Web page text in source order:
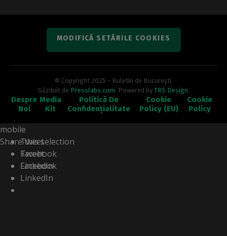
MODIFICĂ SETĂRILE COOKIES
© Copyright 2025 - Buletin de București.
Găzduit de Presslabs.com. Powered by TRS Design.
Despre
Noi
Media
Kit
Politică De
Confidențialitate
Cookie
Policy (EU)
Cookie
Policy
Tweet
Facebook
LinkedIn
Share this selection
Tweet
Facebook
LinkedIn